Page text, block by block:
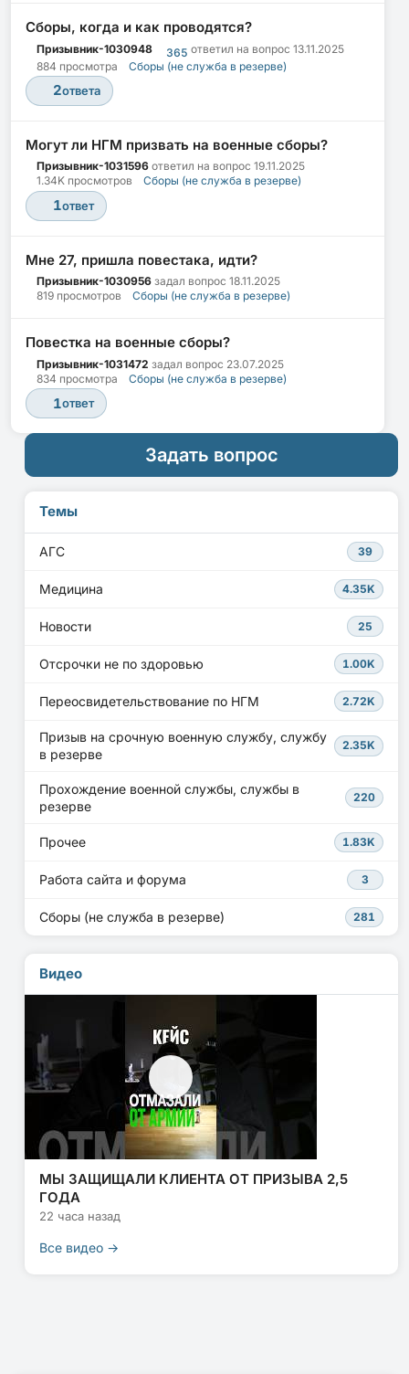
Сборы, когда и как проводятся?
Призывник-1030948 365 ответил на вопрос 13.11.2025
884 просмотра
Сборы (не служба в резерве)
2ответа
Могут ли НГМ призвать на военные сборы?
Призывник-1031596 ответил на вопрос 19.11.2025
1.34K просмотров
Сборы (не служба в резерве)
1ответ
Мне 27, пришла повестака, идти?
Призывник-1030956 задал вопрос 18.11.2025
819 просмотров
Сборы (не служба в резерве)
Повестка на военные сборы?
Призывник-1031472 задал вопрос 23.07.2025
834 просмотра
Сборы (не служба в резерве)
1ответ
Задать вопрос
Темы
АГС 39
Медицина 4.35K
Новости 25
Отсрочки не по здоровью 1.00K
Переосвидетельствование по НГМ 2.72K
Призыв на срочную военную службу, службу
в резерве
2.35K
Прохождение военной службы, службы в
резерве
220
Прочее 1.83K
Работа сайта и форума 3
Сборы (не служба в резерве) 281
Видео
МЫ ЗАЩИЩАЛИ КЛИЕНТА ОТ ПРИЗЫВА 2,5
ГОДА
22 часа назад
Все видео →